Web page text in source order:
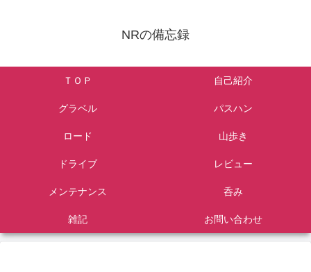
NRの備忘録
ＴＯＰ 自己紹介
グラベル パスハン
ロード 山歩き
ドライブ レビュー
メンテナンス 呑み
雑記 お問い合わせ